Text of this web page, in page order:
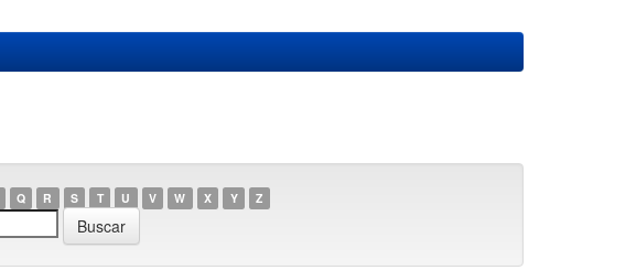
Q R S T U V W X Y Z